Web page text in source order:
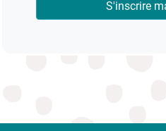
S'inscrire